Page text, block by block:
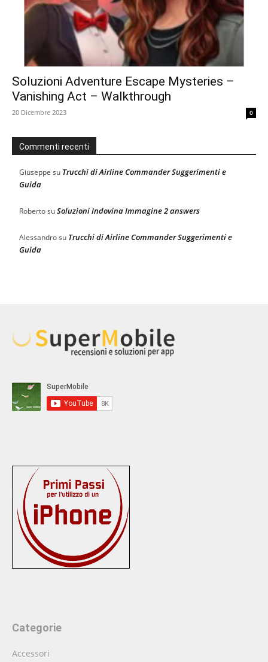
Soluzioni Adventure Escape Mysteries –
Vanishing Act – Walkthrough
20 Dicembre 2023 0
Commenti recenti
Giuseppe su Trucchi di Airline Commander Suggerimenti e
Guida
RobertosuSoluzioni Indovina Immagine 2 answers
Alessandrosu Trucchi di Airline Commander Suggerimenti e
Guida
Categorie
Accessori